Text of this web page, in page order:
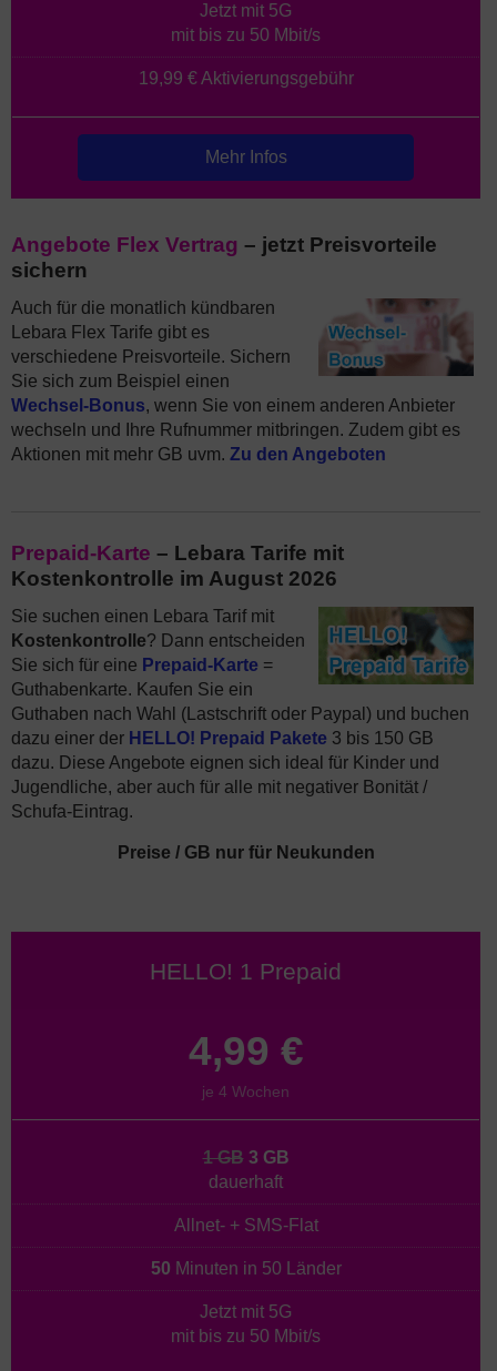
Jetzt mit 5G
mit bis zu 50 Mbit/s
19,99 € Aktivierungsgebühr
Mehr Infos
Angebote Flex Vertrag – jetzt Preisvorteile
sichern
Auch für die monatlich kündbaren
Lebara Flex Tarife gibt es
verschiedene Preisvorteile. Sichern
Sie sich zum Beispiel einen
Wechsel-Bonus, wenn Sie von einem anderen Anbieter
wechseln und Ihre Rufnummer mitbringen. Zudem gibt es
Aktionen mit mehr GB uvm. Zu den Angeboten
Prepaid-Karte – Lebara Tarife mit
Kostenkontrolle im August 2026
Sie suchen einen Lebara Tarif mit
Kostenkontrolle? Dann entscheiden
Sie sich für eine Prepaid-Karte =
Guthabenkarte. Kaufen Sie ein
Guthaben nach Wahl (Lastschrift oder Paypal) und buchen
dazu einer der HELLO! Prepaid Pakete 3 bis 150 GB
dazu. Diese Angebote eignen sich ideal für Kinder und
Jugendliche, aber auch für alle mit negativer Bonität /
Schufa-Eintrag.
Preise / GB nur für Neukunden
HELLO! 1 Prepaid
4,99 €
je 4 Wochen
1 GB3 GB
dauerhaft
Allnet- + SMS-Flat
50 Minuten in 50 Länder
Jetzt mit 5G
mit bis zu 50 Mbit/s